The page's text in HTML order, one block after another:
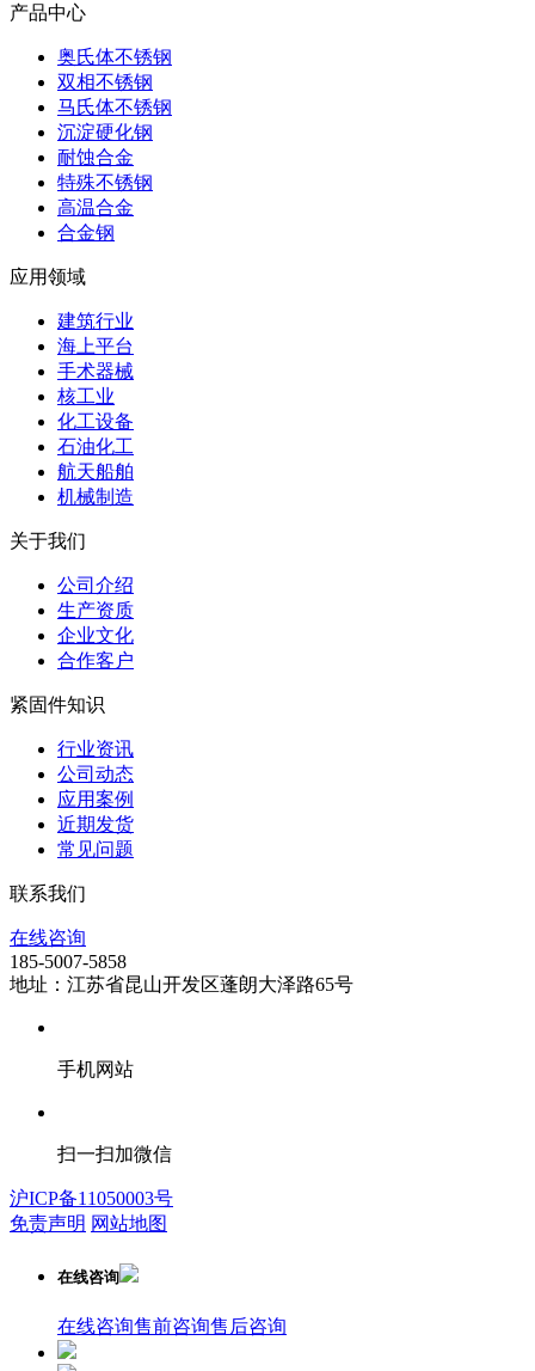
产品中心
奥氏体不锈钢
双相不锈钢
马氏体不锈钢
沉淀硬化钢
耐蚀合金
特殊不锈钢
高温合金
合金钢
应用领域
建筑行业
海上平台
手术器械
核工业
化工设备
石油化工
航天船舶
机械制造
关于我们
公司介绍
生产资质
企业文化
合作客户
紧固件知识
行业资讯
公司动态
应用案例
近期发货
常见问题
联系我们
在线咨询
185-5007-5858
地址：江苏省昆山开发区蓬朗大泽路65号
手机网站
扫一扫加微信
沪ICP备11050003号
免责声明 网站地图
在线咨询
在线咨询售前咨询售后咨询